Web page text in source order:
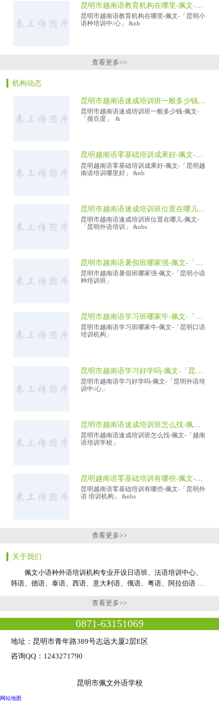
昆明市越南语教育机构在哪里-佩文-「昆明小语种培训中/心」
昆明市越南语教育机构在哪里-佩文-「昆明小
语种培训中/心」 &nb
查看更多>>
机构动态
昆明市越南语速成培训班一般多少钱-佩文-「搜百度」
昆明市越南语速成培训班一般多少钱-佩文-
「搜百度」 &
昆明越南语零基础培训成果好-佩文-「昆明越南语培训哪里好」
昆明越南语零基础培训成果好-佩文-「昆明越
南语培训哪里好」 &nb
昆明市越南语速成培训班位置在哪儿-佩文-「昆明外语培训」
昆明市越南语速成培训班位置在哪儿-佩文-
「昆明外语培训」 &nbs
昆明市越南语暑假班哪家强-佩文-「昆明小语种培训班」
昆明市越南语暑假班哪家强-佩文-「昆明小语
种培训班」
昆明市越南语学习班哪家牛-佩文-「昆明口语培训机构」
昆明市越南语学习班哪家牛-佩文-「昆明口语
培训机构」
昆明市越南语学习好学吗-佩文-「昆明外语培训中/心」
昆明市越南语学习好学吗-佩文-「昆明外语培
训中/心」
昆明市越南语速成培训班怎么找-佩文-「越南语培训学校」
昆明市越南语速成培训班怎么找-佩文-「越南
语培训学校」
昆明越南语零基础培训有哪些-佩文-「昆明外语 培训机构」
昆明越南语零基础培训有哪些-佩文-「昆明外
语 培训机构」 &nbs
查看更多>>
关于我们
佩文小语种外语培训机构专业开设日语班、法语培训中心、
韩语、德语、泰语、西语、意大利语、俄语、粤语、阿拉伯语 …
查看更多>>
0871-63151069
地址：昆明市青年路389号志远大厦2层E区
咨询QQ：1243271790
昆明市佩文外语学校
网站地图